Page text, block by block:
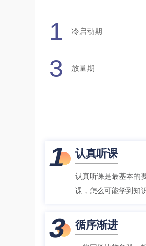
1 冷启动期
3 放量期
1 认真听课
认真听课是最基本的
课，怎么可能学到知
3 循序渐进